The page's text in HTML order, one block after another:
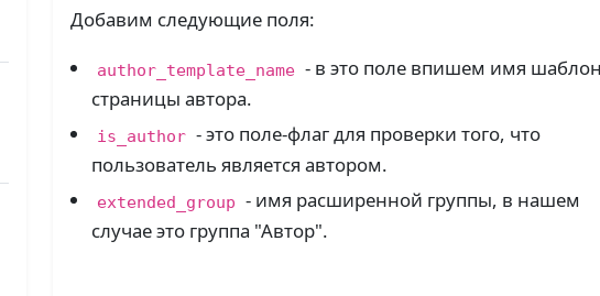
Добавим следующие поля:
author_template_name - в это поле впишем имя
страницы автора.
is_author - это поле-флаг для проверки того, что
пользователь является автором.
extended_group - имя расширенной группы, в нашем
случае это группа "Автор".